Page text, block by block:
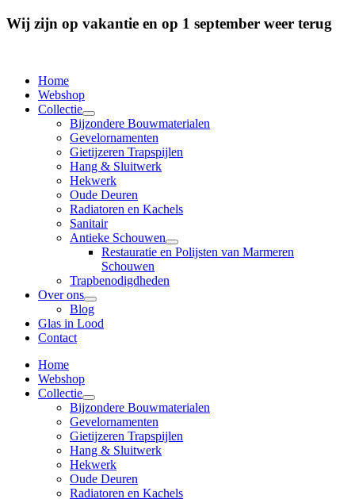
Wij zijn op vakantie en op 1 september weer terug
Home
Webshop
Collectie
Bijzondere Bouwmaterialen
Gevelornamenten
Gietijzeren Trapspijlen
Hang & Sluitwerk
Hekwerk
Oude Deuren
Radiatoren en Kachels
Sanitair
Antieke Schouwen
Restauratie en Polijsten van Marmeren
Schouwen
Trapbenodigdheden
Over ons
Blog
Glas in Lood
Contact
Home
Webshop
Collectie
Bijzondere Bouwmaterialen
Gevelornamenten
Gietijzeren Trapspijlen
Hang & Sluitwerk
Hekwerk
Oude Deuren
Radiatoren en Kachels